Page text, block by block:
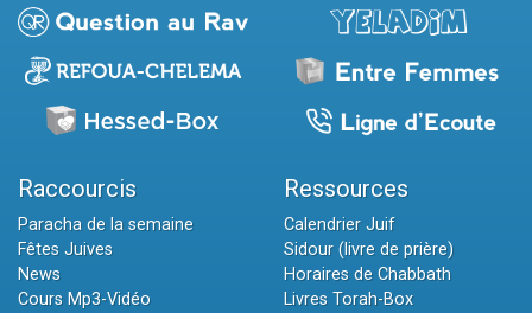
Raccourcis
Paracha de la semaine
Fêtes Juives
News
Cours Mp3-Vidéo
Ressources
Calendrier Juif
Sidour (livre de prière)
Horaires de Chabbath
Livres Torah-Box